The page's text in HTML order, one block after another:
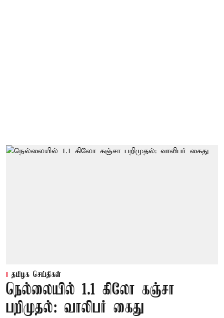
தமிழக செய்திகள்
நெல்லையில் 1.1 கிலோ கஞ்சா
பறிமுதல்: வாலிபர் கைது